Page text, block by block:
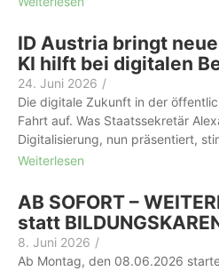
ID Austria bringt
KI hilft bei digitalen
24. Juni 2026 /
Die digitale Zukunft in der
Fahrt auf. Was Staatssekretär
Digitalisierung, nun präsentiert,
Weiterlesen
AB SOFORT –
statt
8. Juni 2026 /
Ab Montag, den 08.06.2026